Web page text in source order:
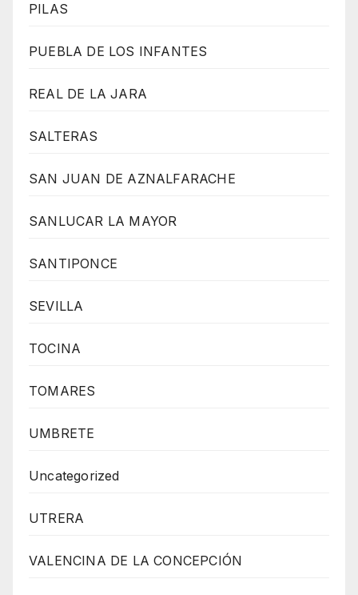
PILAS
PUEBLA DE LOS INFANTES
REAL DE LA JARA
SALTERAS
SAN JUAN DE AZNALFARACHE
SANLUCAR LA MAYOR
SANTIPONCE
SEVILLA
TOCINA
TOMARES
UMBRETE
Uncategorized
UTRERA
VALENCINA DE LA CONCEPCIÓN